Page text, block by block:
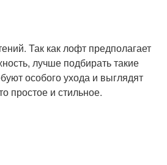
Так как лофт предполагает
лучше подбирать такие
особого ухода и выглядят
простое и стильное.